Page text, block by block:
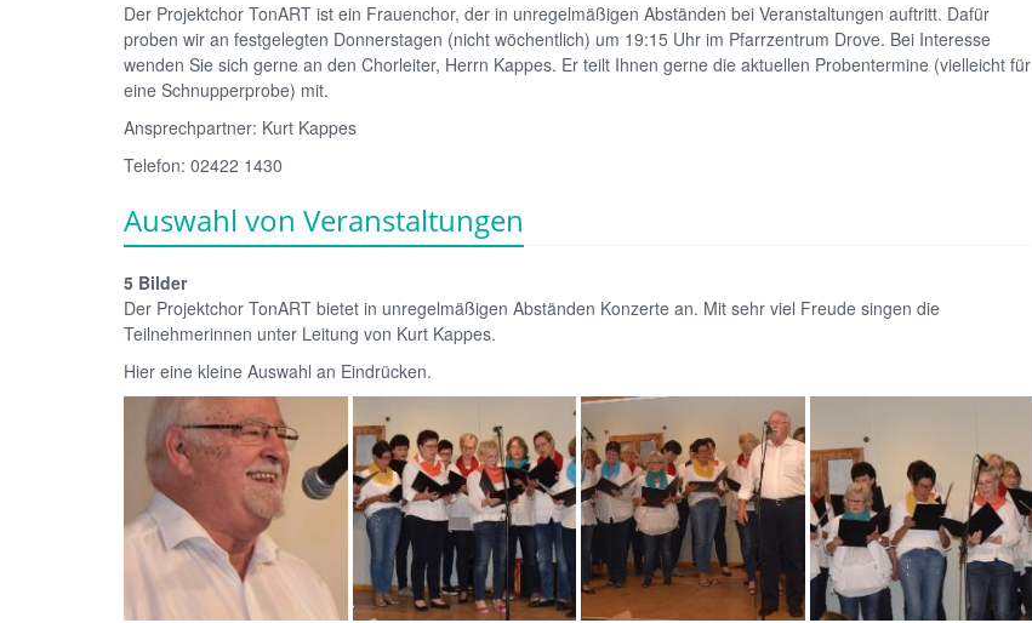
Der Projektchor TonART ist ein Frauenchor, der in unregelmäßigen Abständen bei Veranstaltungen auftritt. Dafür
proben wir an festgelegten Donnerstagen (nicht wöchentlich) um 19:15 Uhr im Pfarrzentrum Drove. Bei Interesse
wenden Sie sich gerne an den Chorleiter, Herrn Kappes. Er teilt Ihnen gerne die aktuellen Probentermine (vielleicht für
eine Schnupperprobe) mit.
Ansprechpartner: Kurt Kappes
Telefon: 02422 1430
Auswahl von Veranstaltungen
5 Bilder
Der Projektchor TonART bietet in unregelmäßigen Abständen Konzerte an. Mit sehr viel Freude singen die
Teilnehmerinnen unter Leitung von Kurt Kappes.
Hier eine kleine Auswahl an Eindrücken.